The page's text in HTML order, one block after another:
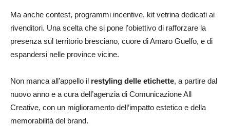
Ma anche contest, programmi incentive, kit vetrina dedicati ai
rivenditori. Una scelta che si pone l’obiettivo di rafforzare la
presenza sul territorio bresciano, cuore di Amaro Guelfo, e di
espandersi nelle province vicine.
Non manca all’appello il restyling delle etichette, a partire dal
nuovo anno e a cura dell’agenzia di Comunicazione All
Creative, con un miglioramento dell’impatto estetico e della
memorabilità del brand.